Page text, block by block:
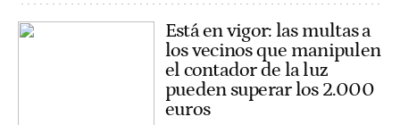
Está en vigor: las multas a
los vecinos que manipulen
el contador de la luz
pueden superar los 2.000
euros